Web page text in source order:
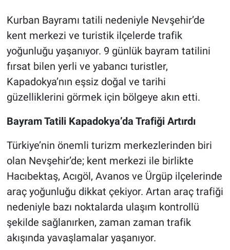
Kurban Bayramı tatili nedeniyle Nevşehir’de
kent merkezi ve turistik ilçelerde trafik
yoğunluğu yaşanıyor. 9 günlük bayram tatilini
fırsat bilen yerli ve yabancı turistler,
Kapadokya’nın eşsiz doğal ve tarihi
güzelliklerini görmek için bölgeye akın etti.
Bayram Tatili Kapadokya’da Trafiği Artırdı
Türkiye’nin önemli turizm merkezlerinden biri
olan Nevşehir’de; kent merkezi ile birlikte
Hacıbektaş, Acıgöl, Avanos ve Ürgüp ilçelerinde
araç yoğunluğu dikkat çekiyor. Artan araç trafiği
nedeniyle bazı noktalarda ulaşım kontrollü
şekilde sağlanırken, zaman zaman trafik
akışında yavaşlamalar yaşanıyor.
Kayseri
Niğde
Aksaray
Kırşehir
Yerel
Genel
Asayiş
Kültür - Sanat